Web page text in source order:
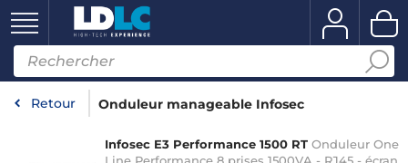
Retour Onduleur manageable Infosec
Infosec E3 Performance 1500 RT Onduleur One